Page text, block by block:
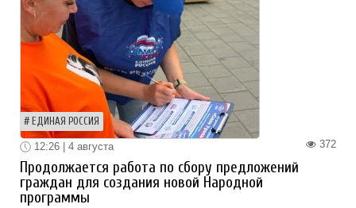
ЕДИНАЯ РОССИЯ
372
12:26 | 4 августа
Продолжается работа по сбору предложений
граждан для создания новой Народной
программы